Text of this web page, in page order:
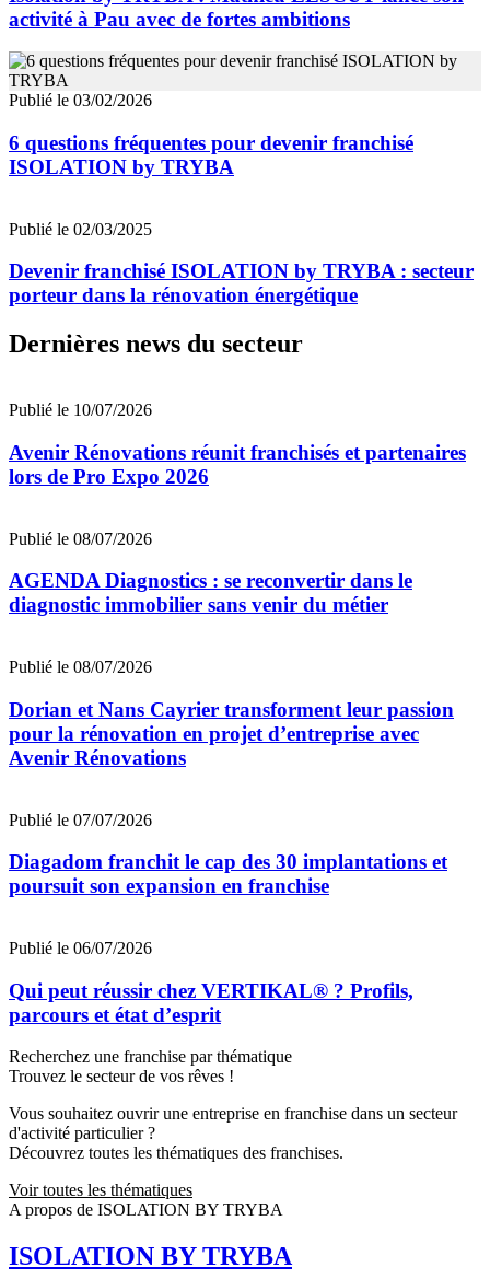
activité à Pau avec de fortes ambitions
Publié le 03/02/2026
6 questions fréquentes pour devenir franchisé
ISOLATION by TRYBA
Publié le 02/03/2025
Devenir franchisé ISOLATION by TRYBA : secteur
porteur dans la rénovation énergétique
Dernières news du secteur
Publié le 10/07/2026
Avenir Rénovations réunit franchisés et partenaires
lors de Pro Expo 2026
Publié le 08/07/2026
AGENDA Diagnostics : se reconvertir dans le
diagnostic immobilier sans venir du métier
Publié le 08/07/2026
Dorian et Nans Cayrier transforment leur passion
pour la rénovation en projet d’entreprise avec
Avenir Rénovations
Publié le 07/07/2026
Diagadom franchit le cap des 30 implantations et
poursuit son expansion en franchise
Publié le 06/07/2026
Qui peut réussir chez VERTIKAL® ? Profils,
parcours et état d’esprit
Recherchez une franchise par thématique
Trouvez le secteur de vos rêves !
Vous souhaitez ouvrir une entreprise en franchise dans un secteur
d'activité particulier ?
Découvrez toutes les thématiques des franchises.
Voir toutes les thématiques
A propos de ISOLATION BY TRYBA
ISOLATION BY TRYBA